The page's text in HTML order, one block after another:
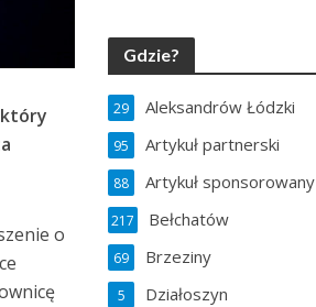
o
Gdzie?
Aleksandrów Łódzki
29
Artykuł partnerski
95
Artykuł sponsorowany
88
Bełchatów
217
Brzeziny
69
Działoszyn
5